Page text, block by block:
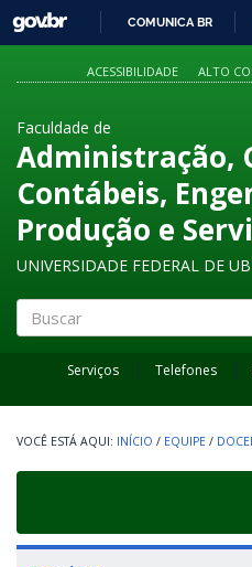
GOVBR
COMUNICA BR
ACESSIBILIDADE ALTO
Faculdade de
Administração,
Contábeis,
Produção e
UNIVERSIDADE FEDERAL DE
Serviços Telefones
INÍCIO / EQUIPE /